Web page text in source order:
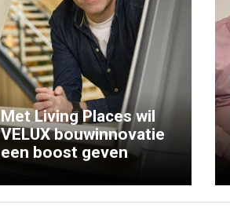
Met Living Places wil
VELUX bouwinnovatie
een boost geven